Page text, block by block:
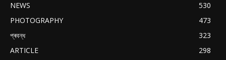
NEWS
530
PHOTOGRAPHY
473
প্ৰবন্ধ
323
ARTICLE
298